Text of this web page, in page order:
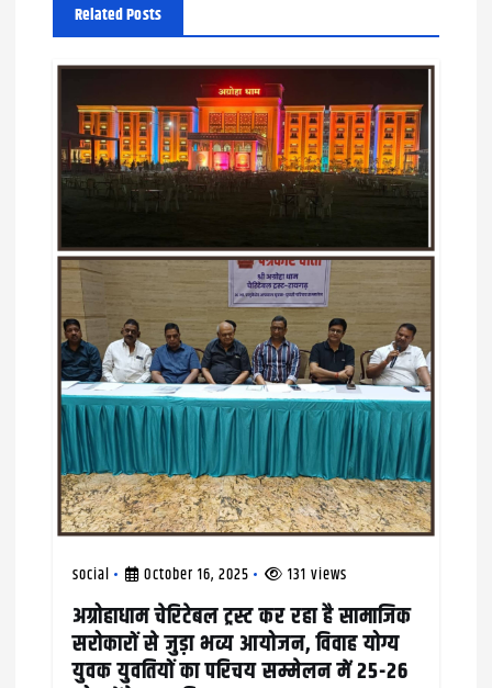
g
Related Posts
social October 16, 2025 131 views
अग्रोहाधाम चेरिटेबल ट्रस्ट कर रहा है सामाजिक
सरोकारों से जुड़ा भव्य आयोजन, विवाह योग्य
युवक युवतियों का परिचय सम्मेलन में 25-26